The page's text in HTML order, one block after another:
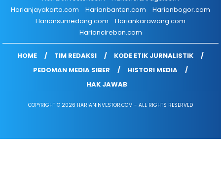
Harianjayakarta.com
Harianbanten.com
Harianbogor.com
Hariansumedang.com
Hariankarawang.com
Hariancirebon.com
HOME TIM REDAKSI
KODE ETIK JURNALISTIK
PEDOMAN MEDIA SIBER
HISTORI MEDIA
HAK JAWAB
COPYRIGHT © 2026 HARIANINVESTOR.COM - ALL RIGHTS RESERVED